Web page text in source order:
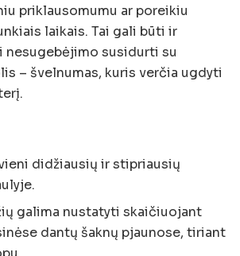
priklausomumu ar poreikiu
laikais. Tai gali būti ir
nesugebėjimo susidurti su
– švelnumas, kuris verčia ugdyti
didžiausių ir stipriausių
galima nustatyti skaičiuojant
dantų šaknų pjaunose, tiriant